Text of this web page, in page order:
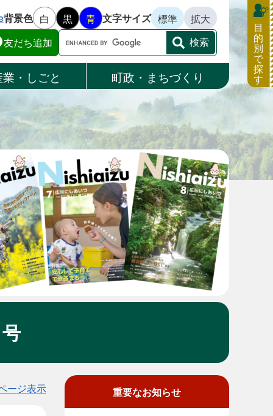
背景色 白 黒 青 文字サイズ 標準
拡大
友だち追加
Google
カ
ス
検
索
・しごと 町政・まちづくり
目
的
別
で
探
す
ージ表示 重要なお知らせ